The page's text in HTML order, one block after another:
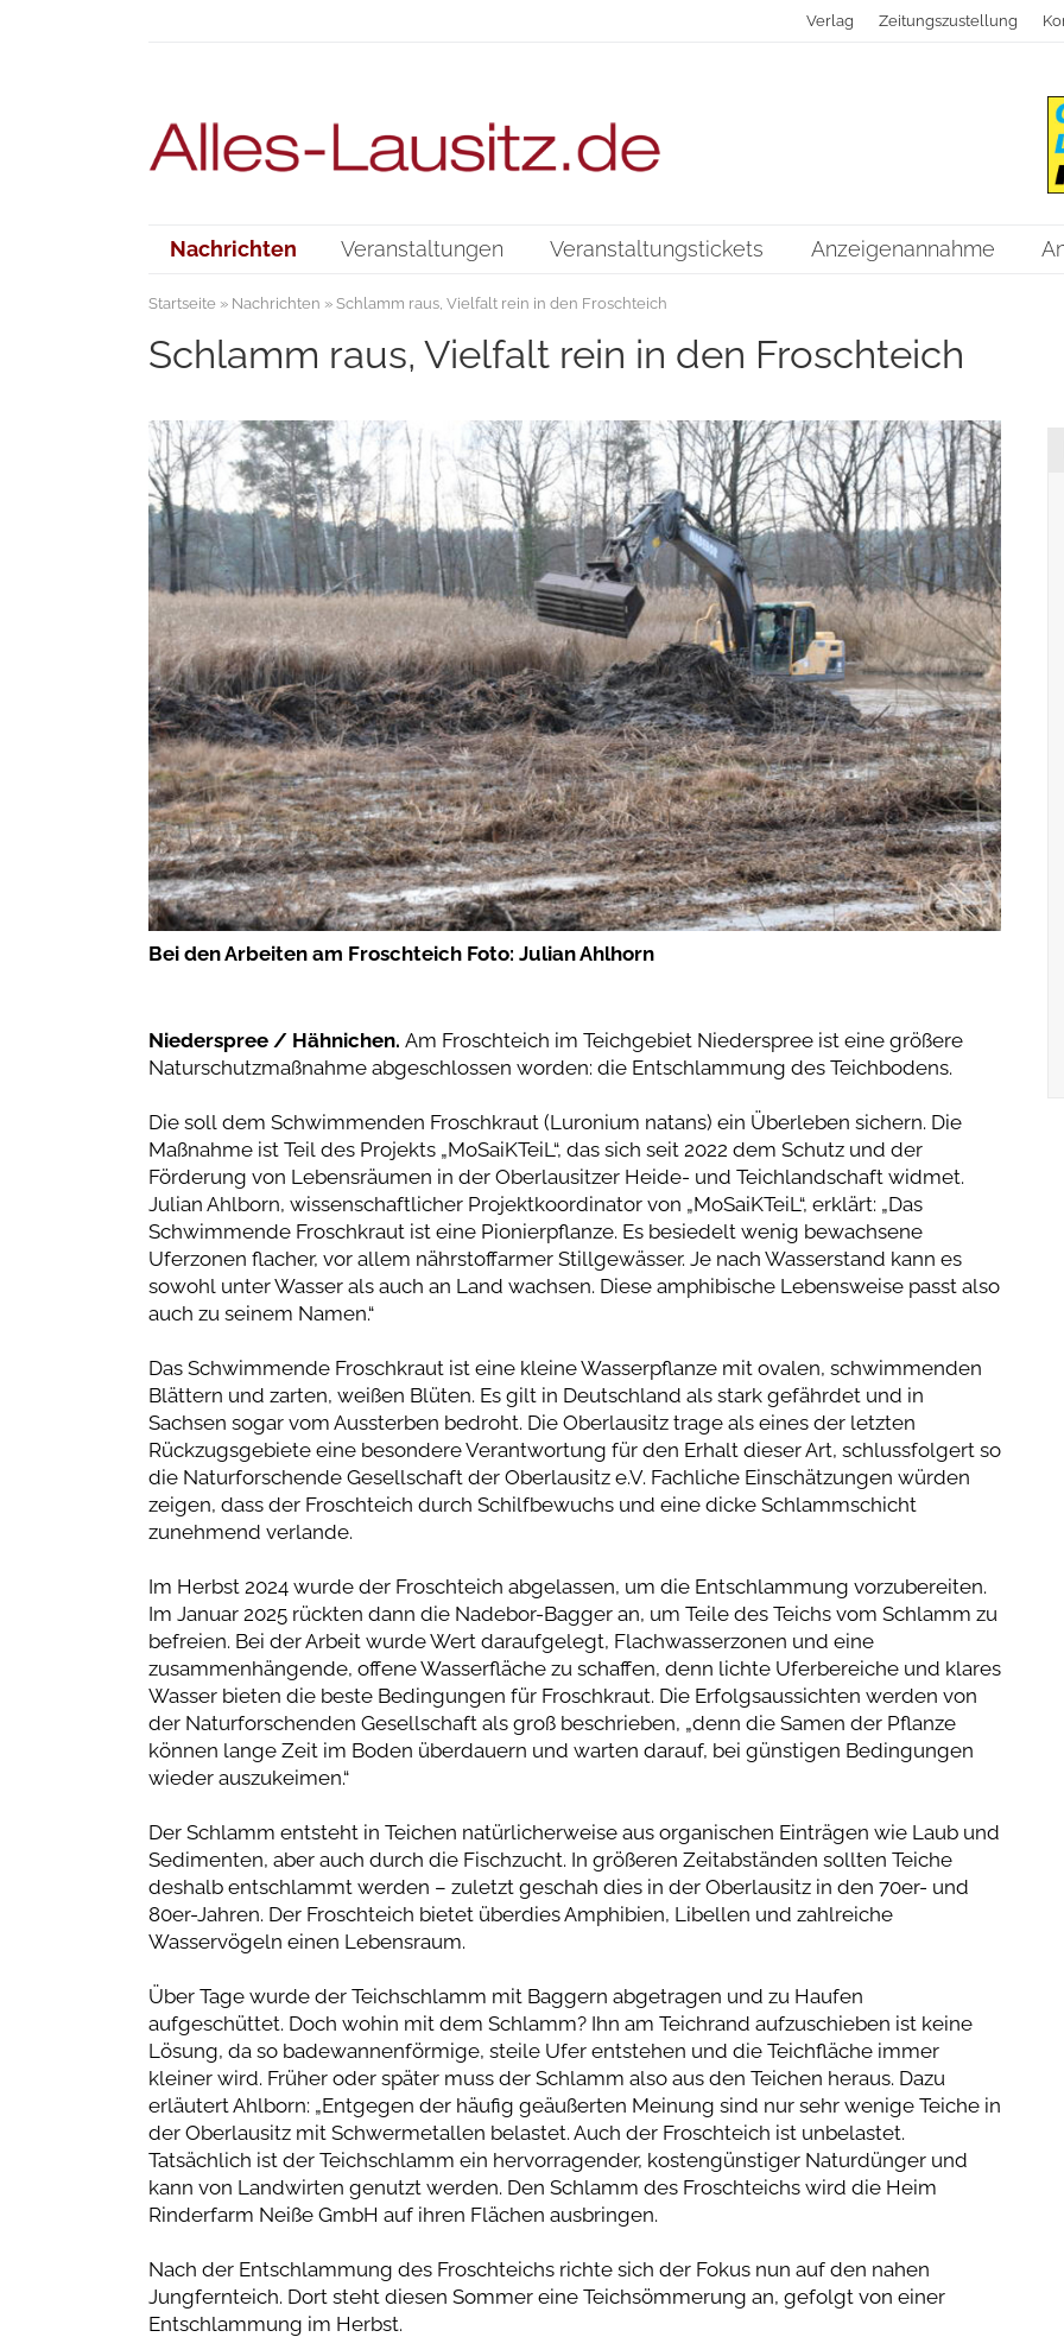
Verlag Zeitungszustellung
Nachrichten Veranstaltungen Veranstaltungstickets Anzeigenannahme
Startseite» Nachrichten » Schlamm raus, Vielfalt rein in den Froschteich
Schlamm raus, Vielfalt rein in den Froschteich
Bei den Arbeiten am Froschteich Foto: Julian Ahlhorn
Niederspree / Hähnichen. Am Froschteich im Teichgebiet Niederspree ist eine größere
Naturschutzmaßnahme abgeschlossen worden: die Entschlammung des Teichbodens.
Die soll dem Schwimmenden Froschkraut (Luronium natans) ein Überleben sichern. Die
Maßnahme ist Teil des Projekts „MoSaiKTeiL“, das sich seit 2022 dem Schutz und der
Förderung von Lebensräumen in der Oberlausitzer Heide- und Teichlandschaft widmet.
Julian Ahlborn, wissenschaftlicher Projektkoordinator von „MoSaiKTeiL“, erklärt: „Das
Schwimmende Froschkraut ist eine Pionierpflanze. Es besiedelt wenig bewachsene
Uferzonen flacher, vor allem nährstoffarmer Stillgewässer. Je nach Wasserstand kann es
sowohl unter Wasser als auch an Land wachsen. Diese amphibische Lebensweise passt also
auch zu seinem Namen.“
Das Schwimmende Froschkraut ist eine kleine Wasserpflanze mit ovalen, schwimmenden
Blättern und zarten, weißen Blüten. Es gilt in Deutschland als stark gefährdet und in
Sachsen sogar vom Aussterben bedroht. Die Oberlausitz trage als eines der letzten
Rückzugsgebiete eine besondere Verantwortung für den Erhalt dieser Art, schlussfolgert so
die Naturforschende Gesellschaft der Oberlausitz e.V. Fachliche Einschätzungen würden
zeigen, dass der Froschteich durch Schilfbewuchs und eine dicke Schlammschicht
zunehmend verlande.
Im Herbst 2024 wurde der Froschteich abgelassen, um die Entschlammung vorzubereiten.
Im Januar 2025 rückten dann die Nadebor-Bagger an, um Teile des Teichs vom Schlamm zu
befreien. Bei der Arbeit wurde Wert daraufgelegt, Flachwasserzonen und eine
zusammenhängende, offene Wasserfläche zu schaffen, denn lichte Uferbereiche und klares
Wasser bieten die beste Bedingungen für Froschkraut. Die Erfolgsaussichten werden von
der Naturforschenden Gesellschaft als groß beschrieben, „denn die Samen der Pflanze
können lange Zeit im Boden überdauern und warten darauf, bei günstigen Bedingungen
wieder auszukeimen.“
Der Schlamm entsteht in Teichen natürlicherweise aus organischen Einträgen wie Laub und
Sedimenten, aber auch durch die Fischzucht. In größeren Zeitabständen sollten Teiche
deshalb entschlammt werden – zuletzt geschah dies in der Oberlausitz in den 70er- und
80er-Jahren. Der Froschteich bietet überdies Amphibien, Libellen und zahlreiche
Wasservögeln einen Lebensraum.
Über Tage wurde der Teichschlamm mit Baggern abgetragen und zu Haufen
aufgeschüttet. Doch wohin mit dem Schlamm? Ihn am Teichrand aufzuschieben ist keine
Lösung, da so badewannenförmige, steile Ufer entstehen und die Teichfläche immer
kleiner wird. Früher oder später muss der Schlamm also aus den Teichen heraus. Dazu
erläutert Ahlborn: „Entgegen der häufig geäußerten Meinung sind nur sehr wenige Teiche in
der Oberlausitz mit Schwermetallen belastet. Auch der Froschteich ist unbelastet.
Tatsächlich ist der Teichschlamm ein hervorragender, kostengünstiger Naturdünger und
kann von Landwirten genutzt werden. Den Schlamm des Froschteichs wird die Heim
Rinderfarm Neiße GmbH auf ihren Flächen ausbringen.
Nach der Entschlammung des Froschteichs richte sich der Fokus nun auf den nahen
Jungfernteich. Dort steht diesen Sommer eine Teichsömmerung an, gefolgt von einer
Entschlammung im Herbst.